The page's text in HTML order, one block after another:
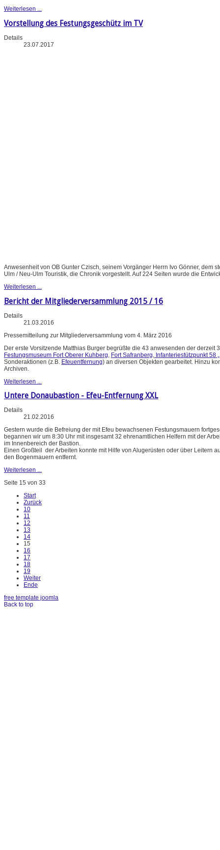
Weiterlesen ...
Vorstellung des Festungsgeschütz im TV
Details
23.07.2017
Anwesenheit von OB Gunter Czisch, seinem Vorgänger Herrn Ivo Gönner, dem
Ulm / Neu-Ulm Touristik, die Chronik vorgestellt. Auf 224 Seiten wurde die
Weiterlesen ...
Bericht der Mitgliederversammlung 2015 / 16
Details
21.03.2016
Pressemitteilung zur Mitgliederversammlung vom 4. März 2016
Der erste Vorsitzende Matthias Burger begrüßte die 43 anwesenden der
Festungsmuseum Fort Oberer Kuhberg Fort Safranberg Infanteriestützpunkt 58
Sonderaktionen (z.B. Efeuentfernung) an diversen Objekten gearbeitet. Hinzu
Archiven.
Weiterlesen ...
Untere Donaubastion - Efeu-Entfernung XXL
Details
21.02.2016
Gestern wurde die Befreiung der mit Efeu bewachsenen Festungsmauern
begannen wir um 8:30 Uhr mit insgesamt 32 ehrenamtlichen Helfern mit der
im Innenbereich der Bastion.
Einen Großteil der Arbeiten konnte mit Hilfe von Alugerüsten oder über Leitern
den Bogenmauern entfernt.
Weiterlesen ...
Seite 15 von 33
Start
Zurück
10
11
12
13
14
15
16
17
18
19
Weiter
Ende
free template joomla
Back to top